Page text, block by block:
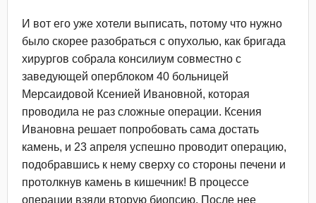
И вот его уже хотели выписать, потому что нужно
было скорее разобраться с опухолью, как бригада
хирургов собрала консилиум совместно с
заведующей оперблоком 40 больницей
Мерсаидовой Ксенией Ивановной, которая
проводила не раз сложные операции. Ксения
Ивановна решает попробовать сама достать
камень, и 23 апреля успешно проводит операцию,
подобравшись к нему сверху со стороны печени и
протолкнув камень в кишечник! В процессе
операции взяли вторую биопсию. После нее